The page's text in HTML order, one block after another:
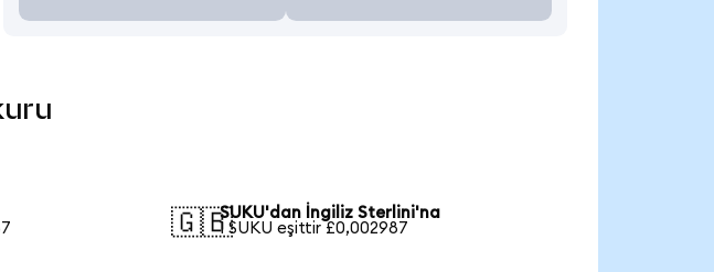
🇬🇧SUKU'dan İngiliz Sterlini'na
1 SUKU eşittir £0,002987